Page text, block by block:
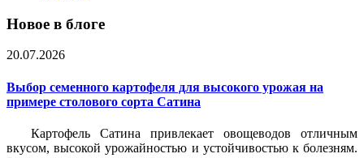
Новое в блоге
20.07.2026
Выбор семенного картофеля для высокого урожая на
примере столового сорта Сатина
Картофель Сатина привлекает овощеводов отличным
вкусом, высокой урожайностью и устойчивостью к болезням.